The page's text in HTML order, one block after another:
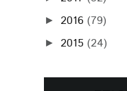
► 2016 (79)
► 2015 (24)